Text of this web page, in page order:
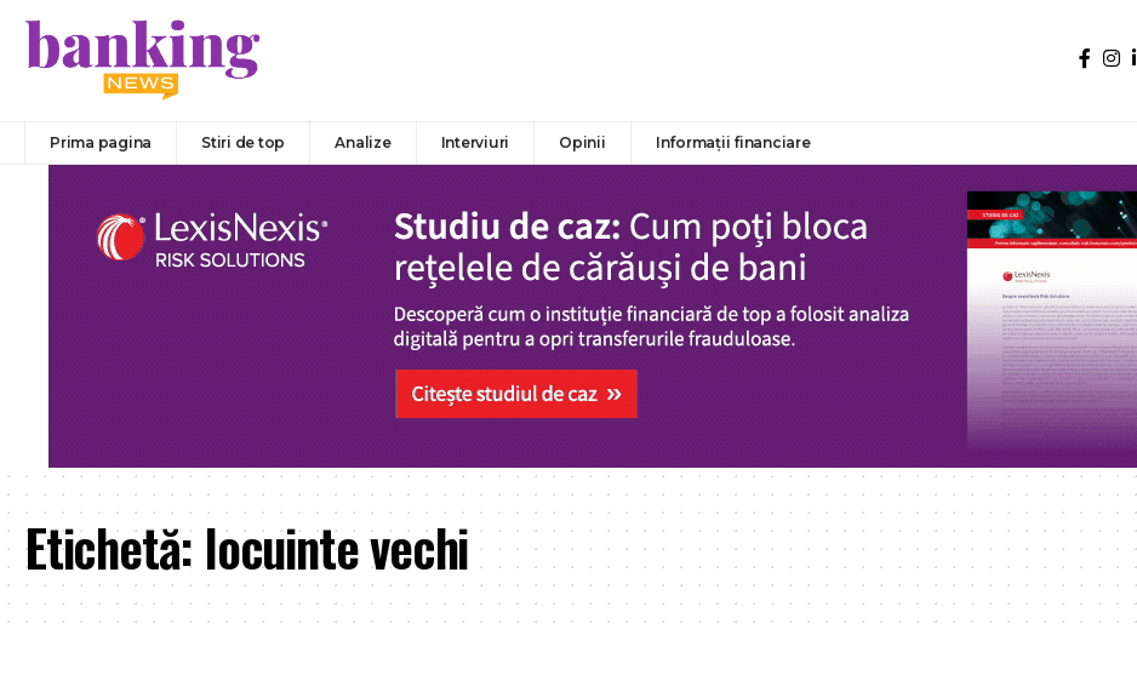
Prima pagina Stiri de top Analize Interviuri Opinii Informații financiare
Etichetă: locuinte vechi